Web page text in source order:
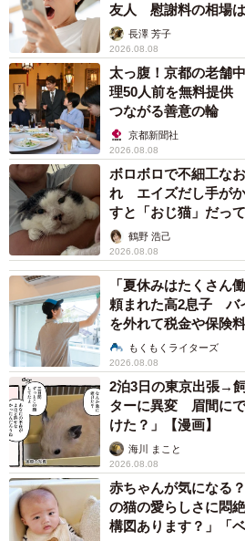
友人 慰謝料の相場
解説】長澤 芳子
2026.08.08
太っ腹！京都の老舗
理50人前を無料提供
つながる善意の輪
京都新聞社
2026.08.08
ボロボロで不細工な
れ エイズだし手が
すと「おじ猫」だっ
鶴野 浩己
2026.08.08
「夏休みはたくさん
頼まれた高2息子 バ
を外れて税金や保険
説】もくもくライターズ
2026.08.08
2泊3日の東京出張→
ターに異変 眉間に
けた？」【漫画】
海川 まこと
2026.08.08
赤ちゃんが気になる
の猫の愛らしさに悶
構図あります？」「